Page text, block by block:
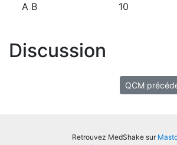
A B
10
Discussion
QCM
Retrouvez MedShake sur